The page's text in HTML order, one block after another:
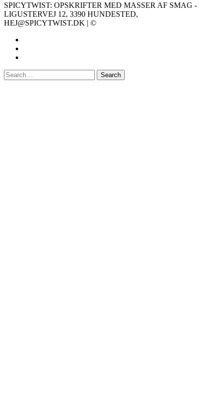
SPICYTWIST: OPSKRIFTER MED MASSER AF SMAG -
LIGUSTERVEJ 12, 3390 HUNDESTED,
HEJ@SPICYTWIST.DK | ©